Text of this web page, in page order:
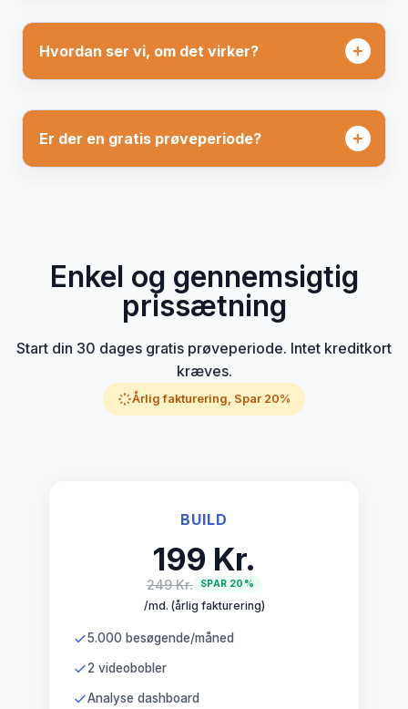
Hvordan ser vi, om det virker?
Er der en gratis prøveperiode?
Enkel og gennemsigtig
prissætning
Start din 30 dages gratis prøveperiode. Intet kreditkort
kræves.
Årlig fakturering, Spar 20%
BUILD
199 Kr.
249 Kr. SPAR 20%
/md. (årlig fakturering)
5.000 besøgende/måned
2 videobobler
Analyse dashboard